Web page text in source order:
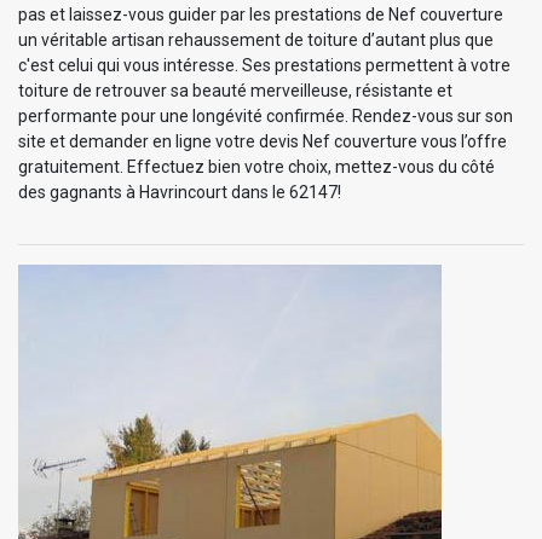
pas et laissez-vous guider par les prestations de Nef couverture
un véritable artisan rehaussement de toiture d’autant plus que
c'est celui qui vous intéresse. Ses prestations permettent à votre
toiture de retrouver sa beauté merveilleuse, résistante et
performante pour une longévité confirmée. Rendez-vous sur son
site et demander en ligne votre devis Nef couverture vous l’offre
gratuitement. Effectuez bien votre choix, mettez-vous du côté
des gagnants à Havrincourt dans le 62147!